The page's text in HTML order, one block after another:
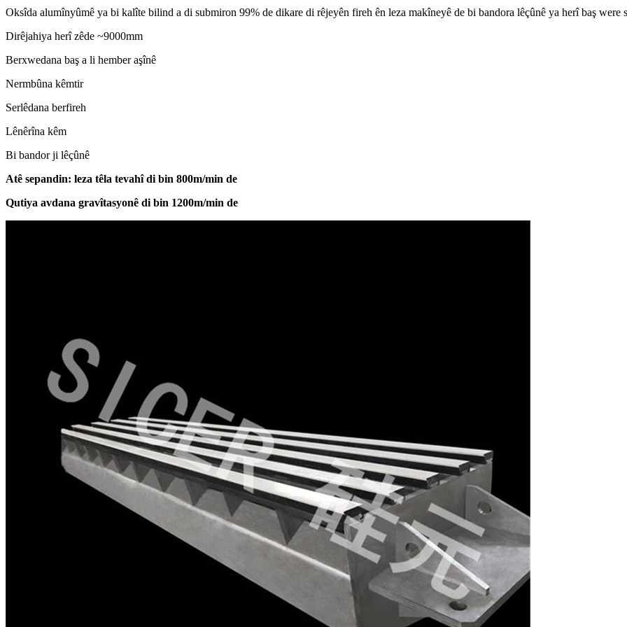
Oksîda alumînyûmê ya bi kalîte bilind a di submiron 99% de dikare di rêjeyên fireh ên leza makîneyê de bi bandora lêçûnê ya herî baş were
Dirêjahiya herî zêde ~9000mm
Berxwedana baş a li hember aşînê
Nermbûna kêmtir
Serlêdana berfireh
Lênêrîna kêm
Bi bandor ji lêçûnê
Atê sepandin: leza têla tevahî di bin 800m/min de
Qutiya avdana gravîtasyonê di bin 1200m/min de